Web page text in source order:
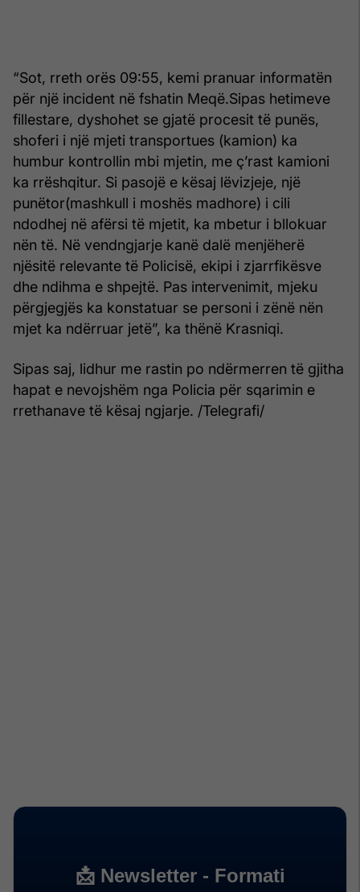
“Sot, rreth orës 09:55, kemi pranuar informatën
për një incident në fshatin Meqë.Sipas hetimeve
fillestare, dyshohet se gjatë procesit të punës,
shoferi i një mjeti transportues (kamion) ka
humbur kontrollin mbi mjetin, me ç’rast kamioni
ka rrëshqitur. Si pasojë e kësaj lëvizjeje, një
punëtor(mashkull i moshës madhore) i cili
ndodhej në afërsi të mjetit, ka mbetur i bllokuar
nën të. Në vendngjarje kanë dalë menjëherë
njësitë relevante të Policisë, ekipi i zjarrfikësve
dhe ndihma e shpejtë. Pas intervenimit, mjeku
përgjegjës ka konstatuar se personi i zënë nën
mjet ka ndërruar jetë”, ka thënë Krasniqi.
Sipas saj, lidhur me rastin po ndërmerren të gjitha
hapat e nevojshëm nga Policia për sqarimin e
rrethanave të kësaj ngjarje. /Telegrafi/